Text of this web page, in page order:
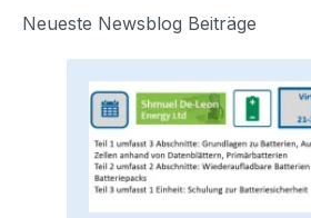
Neueste Newsblog Beiträge